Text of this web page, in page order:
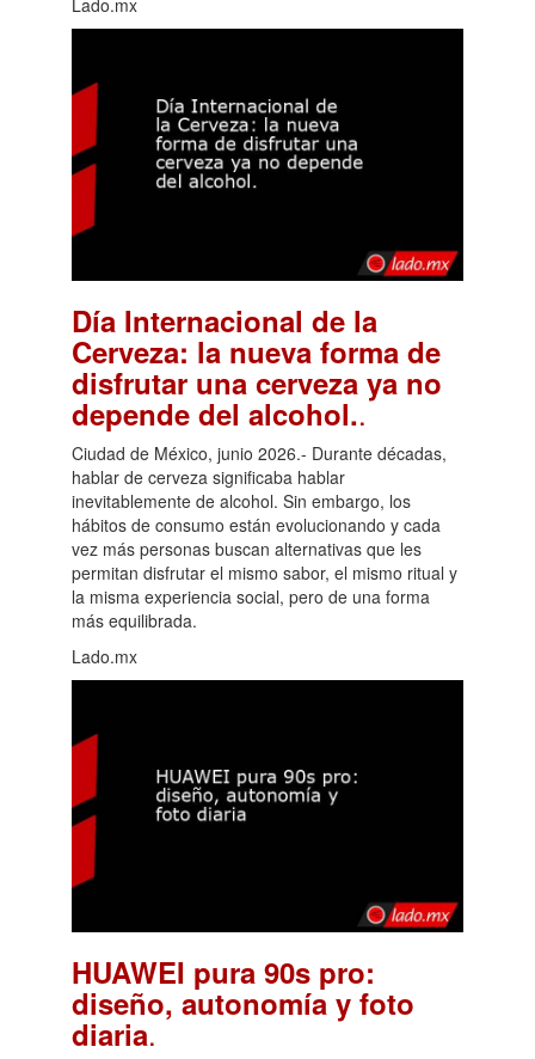
Día Internacional de la
Cerveza: la nueva forma de
disfrutar una cerveza ya no
depende del alcohol..
Ciudad de México, junio 2026.- Durante décadas,
hablar de cerveza significaba hablar
inevitablemente de alcohol. Sin embargo, los
hábitos de consumo están evolucionando y cada
vez más personas buscan alternativas que les
permitan disfrutar el mismo sabor, el mismo ritual y
la misma experiencia social, pero de una forma
más equilibrada.
Lado.mx
HUAWEI pura 90s pro:
diseño, autonomía y foto
diaria.